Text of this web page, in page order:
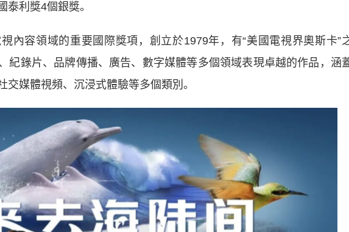
泰利獎4個銀獎。
容領域的重要國際獎項，創立於1979年，有“美國電視界奧斯卡”
紀錄片、品牌傳播、廣告、數字媒體等多個領域表現卓越的作品，涵
交媒體視頻、沉浸式體驗等多個類別。